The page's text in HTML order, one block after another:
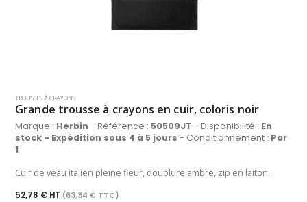
TROUSSES À CRAYONS
Grande trousse à crayons en cuir, coloris noir
Marque : Herbin - Référence : 50509JT - Disponibilité : En
stock - Expédition sous 4 à 5 jours - Conditionnement : Par
1
Cuir de veau italien pleine fleur, doublure ambre, zip en laiton.
52,78 € HT (63,34 € TTC)